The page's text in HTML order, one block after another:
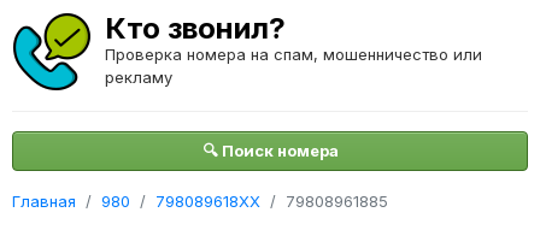
Кто звонил?
Проверка номера на спам, мошенничество или
рекламу
🔍 Поиск номера
Главная 980 798089618XX 79808961885